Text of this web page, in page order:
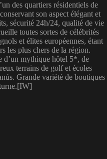
des quartiers résidentiels de
son aspect élégant et
sécurité 24h/24, qualité de vie
toutes sortes de célébrités
et élites européennes, étant
les plus chers de la région.
d’un mythique hôtel 5*, de
terrains de golf et écoles
Grande variété de boutiques